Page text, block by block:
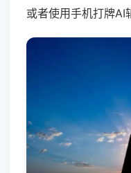
或者使用手机打牌AI